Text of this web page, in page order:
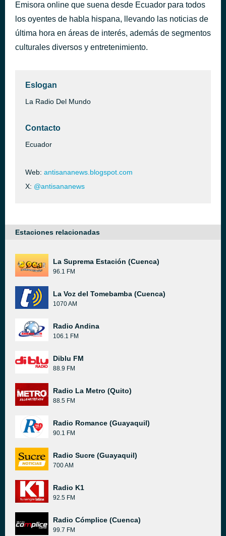
Toda Menina Bahiana
Gilberto Gil
Atajitos De Caña
hace 12 horas
Emisora online que suena desde Ecuador para todos
los oyentes de habla hispana, llevando las noticias de
última hora en áreas de interés, además de segmentos
culturales diversos y entretenimiento.
Eslogan
La Radio Del Mundo
Contacto
Ecuador
Web: antisananews.blogspot.com
X: @antisananews
Estaciones relacionadas
La Suprema Estación (Cuenca)
96.1 FM
La Voz del Tomebamba (Cuenca)
1070 AM
Radio Andina
106.1 FM
Diblu FM
88.9 FM
Radio La Metro (Quito)
88.5 FM
Radio Romance (Guayaquil)
90.1 FM
Radio Sucre (Guayaquil)
700 AM
Radio K1
92.5 FM
Radio Cómplice (Cuenca)
99.7 FM